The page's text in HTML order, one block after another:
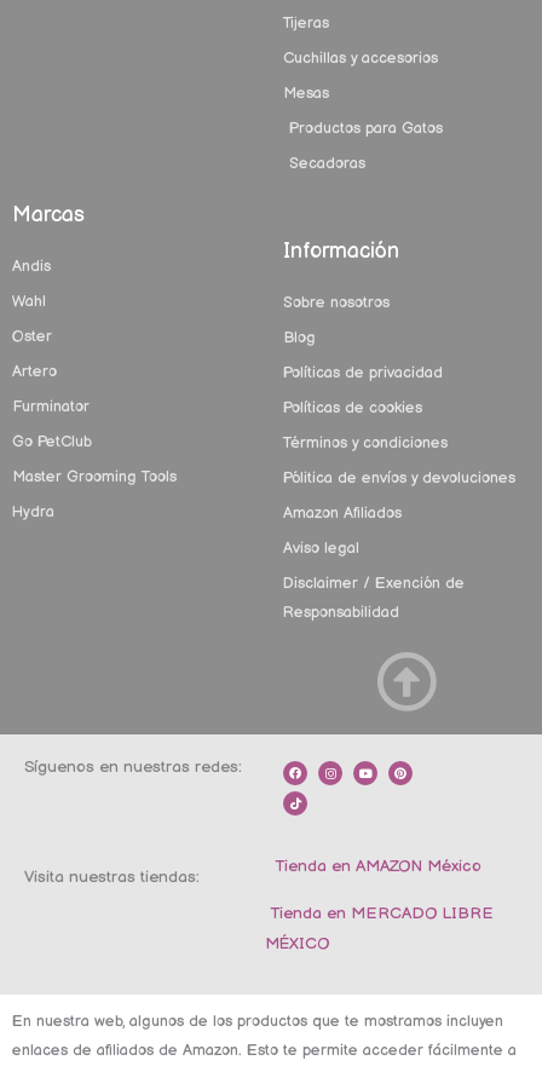
Tijeras
Cuchillas y accesorios
Mesas
Productos para Gatos
Secadoras
Marcas
Andis
Wahl
Oster
Artero
Furminator
Go PetClub
Master Grooming Tools
Hydra
Información
Sobre nosotros
Blog
Políticas de privacidad
Políticas de cookies
Términos y condiciones
Pólitica de envíos y devoluciones
Amazon Afiliados
Aviso legal
Disclaimer / Exención de
Responsabilidad
Síguenos en nuestras redes:
F
a
c
e
b
I
n
s
m
Y
o
u
P
i
n
t
T
i
k
t
o
Visita nuestras tiendas:
Tienda en AMAZON México
Tienda en MERCADO LIBRE
MÉXICO
En nuestra web, algunos de los productos que te mostramos incluyen
enlaces de afiliados de Amazon. Esto te permite acceder fácilmente a